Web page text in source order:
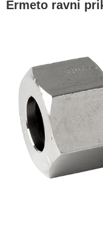
Ermeto ravni